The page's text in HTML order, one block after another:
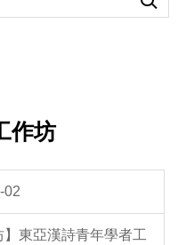
作坊
02
】東亞漢詩青年學者工